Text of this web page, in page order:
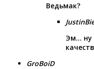
Ведьмак?
Эм… ну
GroBoiD